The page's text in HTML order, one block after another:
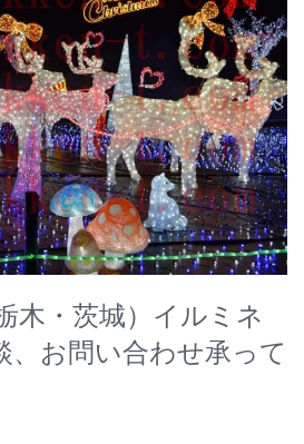
木・茨城）イルミネ
、お問い合わせ承って